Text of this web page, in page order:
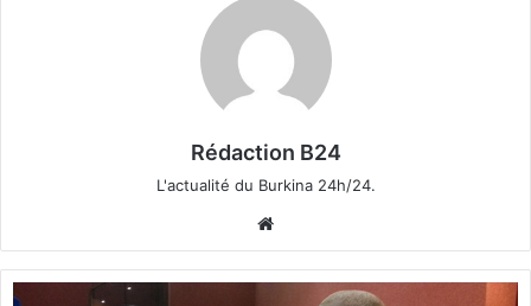
Rédaction B24
L'actualité du Burkina 24h/24.
bsi
te
F